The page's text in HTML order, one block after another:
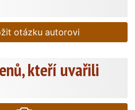
otázku autorovi
kteří uvařili